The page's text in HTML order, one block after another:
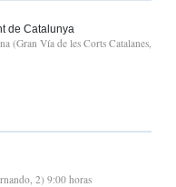
de Catalunya
(Gran Vía de les Corts Catalanes,
2) 9:00 horas